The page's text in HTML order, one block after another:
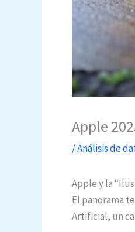
Apple
/Análisis de
Apple y la
El panorama
Artificial, un